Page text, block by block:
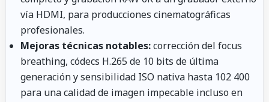
vía HDMI, para producciones cinematográficas
profesionales.
Mejoras técnicas notables:corrección del focus
breathing, códecs H.265 de 10 bits de última
generación y sensibilidad ISO nativa hasta 102 400
para una calidad de imagen impecable incluso en